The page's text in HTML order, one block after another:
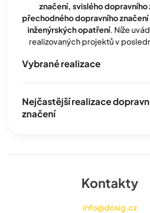
značení, svislého dopravního
přechodného dopravního
inženýrských opatření. Níže
realizovaných projektů v
Vybrané realizace
Nejčastější realizace
značení
Kontakty
info@dosig.cz